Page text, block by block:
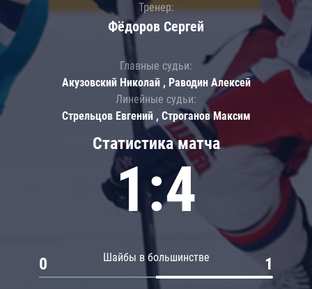
Статистика матча
1:4
Шайбы в большинстве
0 1
Тренер:
Фёдоров Сергей
Главные судьи:
Акузовский Николай , Раводин Алексей
Линейные судьи:
Стрельцов Евгений , Строганов Максим